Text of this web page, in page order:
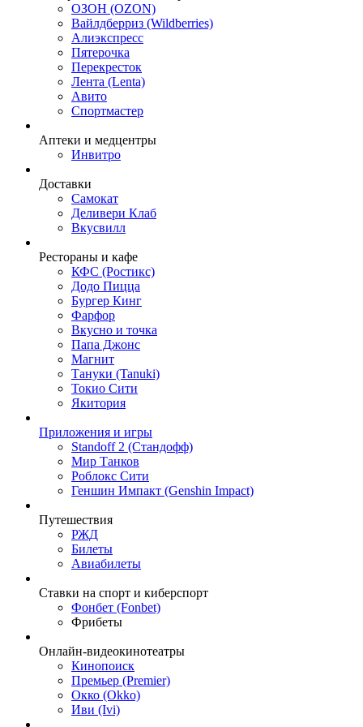
ОЗОН (OZON)
Вайлдберриз (Wildberries)
Алиэкспресс
Пятерочка
Перекресток
Лента (Lenta)
Авито
Спортмастер
Аптеки и медцентры
Инвитро
Доставки
Самокат
Деливери Клаб
Вкусвилл
Рестораны и кафе
КФС (Ростикс)
Додо Пицца
Бургер Кинг
Фарфор
Вкусно и точка
Папа Джонс
Магнит
Тануки (Tanuki)
Токио Сити
Якитория
Приложения и игры
Standoff 2 (Стандофф)
Мир Танков
Роблокс Сити
Геншин Импакт (Genshin Impact)
Путешествия
РЖД
Билеты
Авиабилеты
Ставки на спорт и киберспорт
Фонбет (Fonbet)
Фрибеты
Онлайн-видеокинотеатры
Кинопоиск
Премьер (Premier)
Окко (Okko)
Иви (Ivi)